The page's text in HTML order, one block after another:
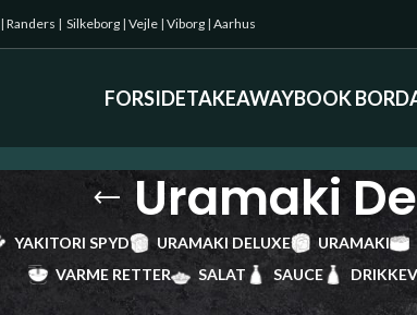
| Randers | Silkeborg | Vejle | Viborg | Aarhus
FORSIDETAKEAWAYBOOK BORD
Uramaki
YAKITORI SPYD URAMAKI DELUXE URAMAKI
VARME RETTER
SALAT SAUCE
Uramaki Deluxe